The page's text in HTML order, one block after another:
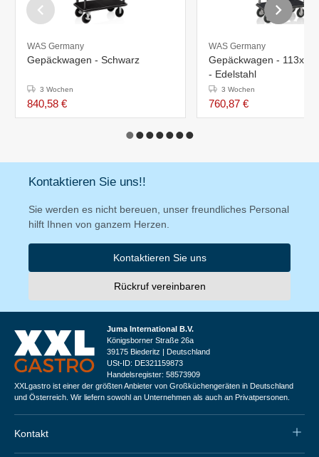
WAS Germany
Gepäckwagen - Schwarz
3 Wochen
840,58 €
WAS Germany
Gepäckwagen -
- Edelstahl
3 Wochen
760,87 €
Kontaktieren Sie uns!!
Sie werden es nicht bereuen, unser freundliches Personal
hilft Ihnen von ganzem Herzen.
Kontaktieren Sie uns
Rückruf vereinbaren
Juma International B.V.
Königsborner Straße 26a
39175 Biederitz | Deutschland
USt-ID: DE321159873
Handelsregister: 58573909
XXLgastro ist einer der größten Anbieter von Großküchengeräten in Deutschland
und Österreich. Wir liefern sowohl an Unternehmen als auch an Privatpersonen.
Kontakt